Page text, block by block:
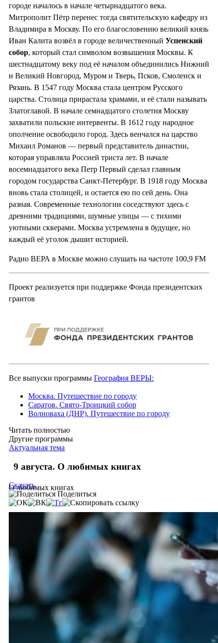
городе началось в начале четырнадцатого века.
Митрополит Пётр перенес тогда святительскую кафедру из
Владимира в Москву. По его благословению великий князь
Иван Калита возвёл в городе величественный Успенский
собор, который стал символом возвышения Москвы. К
шестнадцатому веку под её началом объединились Нижний
и Великий Новгород, Муром и Тверь, Псков, Смоленск и
Рязань. В 1547 году Москва стала центром Русского
царства. Столица прирастала храмами, и её стали называть
Златоглавой. В начале семнадцатого столетия Москву
захватили польские интервенты. В 1612 году народное
ополчение освободило город. Здесь венчался на царство
Михаил Романов — первый представитель династии,
которая управляла Россией триста лет. В начале
восемнадцатого века Петр Первый сделал главным
городом государства Санкт-Петербург. В 1918 году Москва
вновь стала столицей, и остается ею по сей день. Она
разная. Современные технологии соседствуют здесь с
древними традициями, шумные улицы — с тихими
уютными скверами. Москва устремлена в будущее, но
каждый её уголок дышит историей.
Радио ВЕРА в Москве можно слушать на частоте 100,9 FM
Проект реализуется при поддержке Фонда президентских
грантов
Все выпуски программы География ВЕРЫ:
Москва. Путешествие по городу
Саратов. Свято-Троицкий собор
Волноваха (ДНР). Путешествие по городу
Читать полностью
Другие программы
Актуальная тема
9 августа. О любимых книгах
О любимых книгах
Скачать
Поделиться